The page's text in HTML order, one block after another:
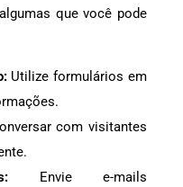
que você pode
Utilize formulários em
com visitantes
Envie e-mails